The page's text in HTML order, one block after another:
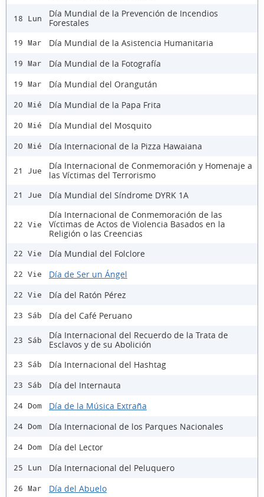
18 Lun
Día Mundial de la Prevención de Incendios
Forestales
19 Mar Día Mundial de la Asistencia Humanitaria
19 Mar Día Mundial de la Fotografía
19 Mar Día Mundial del Orangután
20 Mié Día Mundial de la Papa Frita
20 Mié Día Mundial del Mosquito
20 Mié Día Internacional de la Pizza Hawaiana
21 Jue
Día Internacional de Conmemoración y Homenaje a
las Víctimas del Terrorismo
21 Jue Día Mundial del Síndrome DYRK 1A
22 Vie
Día Internacional de Conmemoración de las
Víctimas de Actos de Violencia Basados en la
Religión o las Creencias
22 Vie Día Mundial del Folclore
22 Vie Día de Ser un Ángel
22 Vie Día del Ratón Pérez
23 Sáb Día del Café Peruano
23 Sáb
Día Internacional del Recuerdo de la Trata de
Esclavos y de su Abolición
23 Sáb Día Internacional del Hashtag
23 Sáb Día del Internauta
24 Dom Día de la Música Extraña
24 Dom Día Internacional de los Parques Nacionales
24 Dom Día del Lector
25 Lun Día Internacional del Peluquero
26 Mar Día del Abuelo